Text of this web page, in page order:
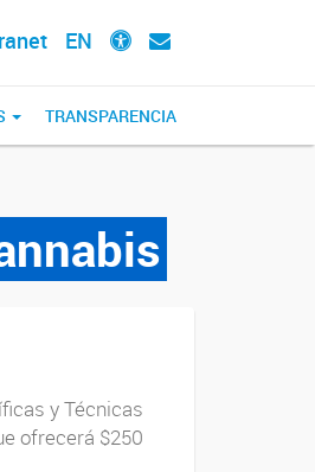
EN
TRANSPARENCIA
y Técnicas
ofrecerá $250